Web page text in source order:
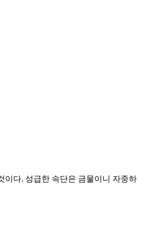
이다. 성급한 속단은 금물이니 자중하